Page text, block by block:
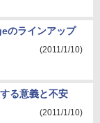
のラインアップ
(2011/1/10)
る意義と不安
(2011/1/10)